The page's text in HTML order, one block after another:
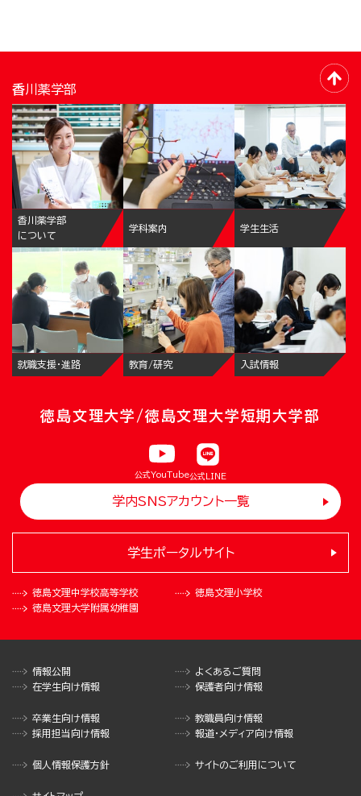
香川薬学部
香川薬学部
について
学科案内 学生生活
就職支援・進路 教育/研究 入試情報
徳島文理大学/徳島文理大学短期大学部
公式YouTube公式LINE
学内SNSアカウント一覧
徳島文理中学校高等学校
徳島文理小学校
徳島文理大学附属幼稚園
学生ポータルサイト
情報公開
よくあるご質問
在学生向け情報
保護者向け情報
卒業生向け情報
教職員向け情報
採用担当向け情報
報道・メディア向け情報
個人情報保護方針 サイトのご利用について